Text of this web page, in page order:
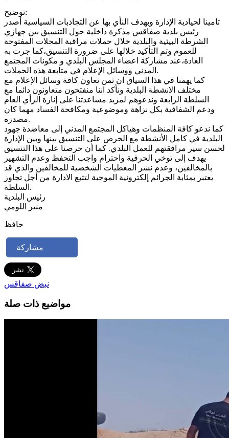
توضيح:
تامينا لحيادية الإدارة وبهدف النأي بها عن التجاذبات السياسية أصدر
رئيس بلدية صفاقس مذكرة داخلية حول التنسيق بين جهازي
الشرطة البيئية والبلدية خلال حملات مراقبة المحلات المفتوحة
للعموم وتم التأكيد خلالها على ضرورة التنسيق،كما جرت به
العادة،عند مشاركة اعضاء المجلس البلدي و مكونات المجتمع
المدني ووسائل الإعلام في متابعة هذه الحملات.
كما يهمنا في هذا السياق ان ثمن تعاون كافة وسائل الإعلام مع
مختلف الانشطة البلدية ونأكد اننا منفتحون متعاونون دائما مع
السلطة الرابعة وندعوهم لمزيد مساعدتنا على إنارة الرأي العام
ودعم الشفافية بكل نزاهة وموضوعية ومكافحة الفساد مهما كان
مصدره.
كما ندعو كافة المنظمات وهياكل المجتمع المدني إلى معاضدة جهود
البلدية في كامل الأنشطة مع الحرص على التنسيق بينها وبين الإدارة
لحسن سير مرافقتهم للعمل البلدي. كما أن حرصنا على هذا التنسيق
يهدف إلى توخي الحرفية واحترام واجب التحفظ وعدم التشهير
بالمخالفين، وعدم نشر المعطيات الشخصية للمخالفين والذي قد
يعتبر بمثابة الجرائم إلكترونية الموجبة لتتبع الادارة من أجل تجاوز
السلطة.
رئيس البلدية
منير اللومي
حافظ
مشاركة
نبض صفاقس
مواضيع ذات صلة